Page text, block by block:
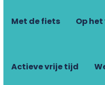
Met de fiets Op
Actieve vrije tijd